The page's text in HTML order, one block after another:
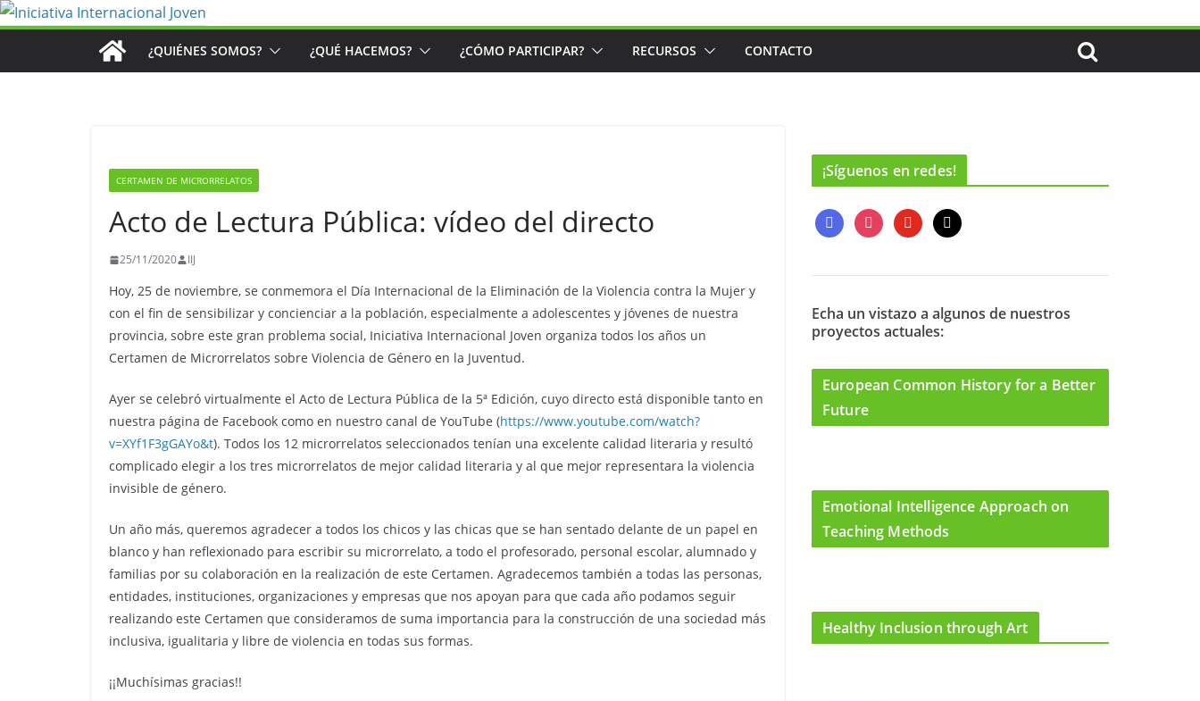
Saltar
¿QUIÉNES SOMOS? ¿QUÉ HACEMOS? ¿CÓMO PARTICIPAR? RECURSOS CONTACTO
CERTAMEN DE MICRORRELATOS
Acto de Lectura Pública: vídeo del directo
25/11/2020 IIJ
Hoy, 25 de noviembre, se conmemora el Día Internacional de la Eliminación de la Violencia contra la Mujer y
con el fin de sensibilizar y concienciar a la población, especialmente a adolescentes y jóvenes de nuestra
provincia, sobre este gran problema social, Iniciativa Internacional Joven organiza todos los años un
Certamen de Microrrelatos sobre Violencia de Género en la Juventud.
Ayer se celebró virtualmente el Acto de Lectura Pública de la 5ª Edición, cuyo directo está disponible tanto en
nuestra página de Facebook como en nuestro canal de YouTube (https://www.youtube.com/watch?
v=XYf1F3gGAYo&t). Todos los 12 microrrelatos seleccionados tenían una excelente calidad literaria y resultó
complicado elegir a los tres microrrelatos de mejor calidad literaria y al que mejor representara la violencia
invisible de género.
Un año más, queremos agradecer a todos los chicos y las chicas que se han sentado delante de un papel en
blanco y han reflexionado para escribir su microrrelato, a todo el profesorado, personal escolar, alumnado y
familias por su colaboración en la realización de este Certamen. Agradecemos también a todas las personas,
entidades, instituciones, organizaciones y empresas que nos apoyan para que cada año podamos seguir
realizando este Certamen que consideramos de suma importancia para la construcción de una sociedad más
inclusiva, igualitaria y libre de violencia en todas sus formas.
¡¡Muchísimas gracias!!
¡Síguenos en redes!
f
a
e
o
o
i
n
t
g
r
m
y
o
t
b
e
m
a
l
Echa un vistazo a algunos de nuestros
proyectos actuales:
European Common History for a Better
Future
Emotional Intelligence Approach on
Teaching Methods
Healthy Inclusion through Art